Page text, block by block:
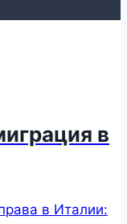
в
в Италии: